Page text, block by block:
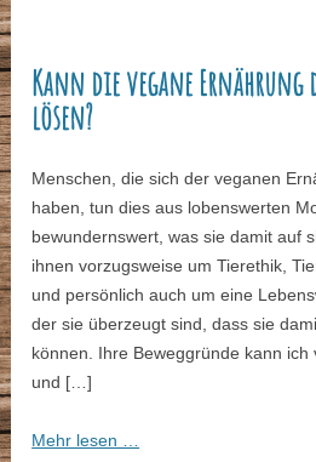
Kann die vegane Ernährung
lösen?
Menschen, die sich der veganen
haben, tun dies aus lobenswerten
bewundernswert, was sie damit auf
ihnen vorzugsweise um Tierethik,
und persönlich auch um eine
der sie überzeugt sind, dass sie
können. Ihre Beweggründe kann ich
und […]
Mehr lesen …